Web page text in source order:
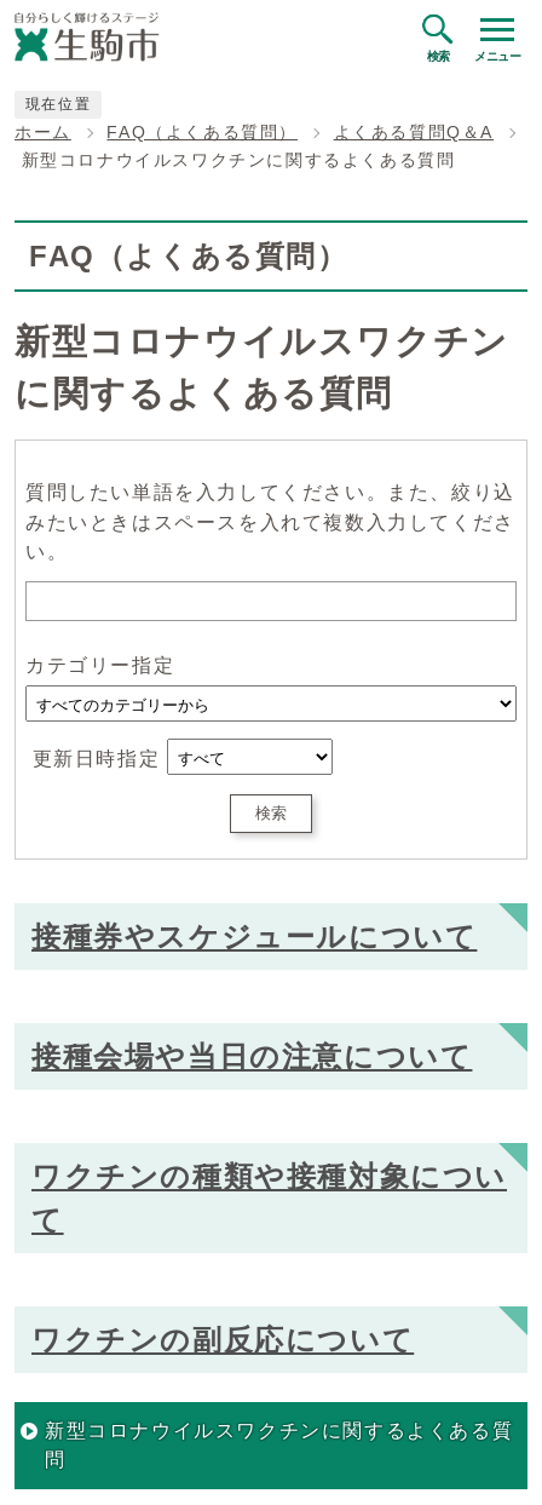
検索 メニュー
現在位置
ホーム FAQ（よくある質問）
よくある質問Q＆A
新型コロナウイルスワクチンに関するよくある質問
FAQ（よくある質問）
新型コロナウイルスワクチン
に関するよくある質問
質問したい単語を入力してください。また、絞り込
みたいときはスペースを入れて複数入力してくださ
い。
カテゴリー指定
更新日時指定
検索
接種券やスケジュールについて
接種会場や当日の注意について
ワクチンの種類や接種対象につい
て
ワクチンの副反応について
新型コロナウイルスワクチンに関するよくある質
問